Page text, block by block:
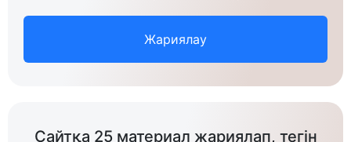
Жариялау
Сайтқа 25 материал жариялап, тегін